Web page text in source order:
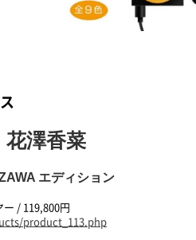
澤香菜
エディション
ー / 119,800円
product_113.php